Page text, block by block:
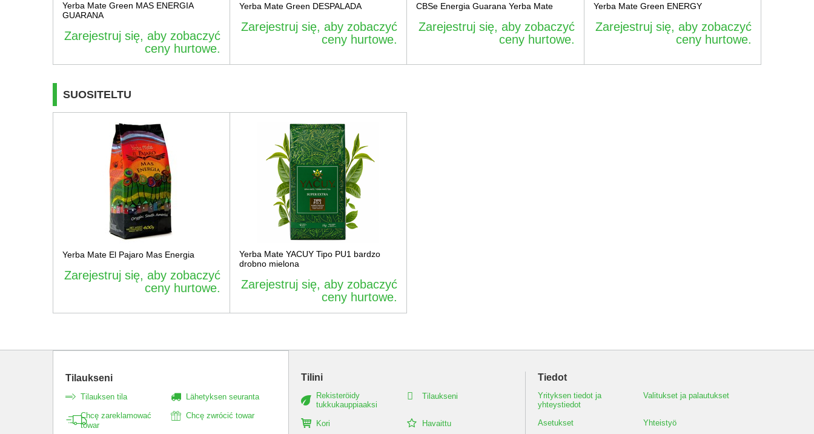
Yerba Mate Green MAS ENERGIA
GUARANA
Zarejestruj się, aby zobaczyć
ceny hurtowe.
Yerba Mate Green DESPALADA
Zarejestruj się, aby zobaczyć
ceny hurtowe.
CBSe Energia Guarana Yerba Mate
Zarejestruj się, aby zobaczyć
ceny hurtowe.
Yerba Mate Green ENERGY
Zarejestruj się, aby zobaczyć
ceny hurtowe.
SUOSITELTU
Yerba Mate El Pajaro Mas Energia
Zarejestruj się, aby zobaczyć
ceny hurtowe.
Yerba Mate YACUY Tipo PU1 bardzo
drobno mielona
Zarejestruj się, aby zobaczyć
ceny hurtowe.
Tilaukseni
Tilauksen tila Lähetyksen seuranta
Chcę zareklamować
towar
Chcę zwrócić towar
Tilini
Rekisteröidy
tukkukauppiaaksi
Tilaukseni
Kori Havaittu
Tiedot
Yrityksen tiedot ja
yhteystiedot
Valitukset ja palautukset
Asetukset Yhteistyö